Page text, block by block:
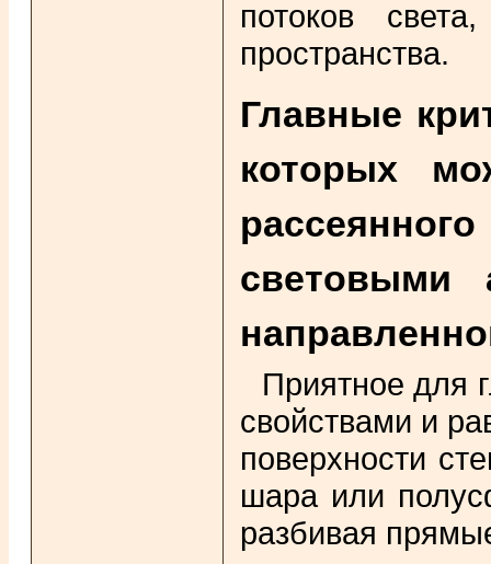
потоков
пространства.
Главные
которых
световыми
Приятное для
свойствами и
поверхности
шара или
разбивая